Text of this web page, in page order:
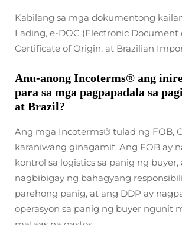
Kabilang sa mga dokumentong
Lading, e-DOC (Electronic Document
Certificate of Origin, at Brazilian
Anu-anong Incoterms® ang
para sa mga pagpapadala sa
at Brazil?
Ang mga Incoterms® tulad ng FOB,
karaniwang ginagamit. Ang FOB ay
kontrol sa logistics sa panig ng buyer,
nagbibigay ng bahagyang
parehong panig, at ang DDP ay
operasyon sa panig ng buyer ngunit